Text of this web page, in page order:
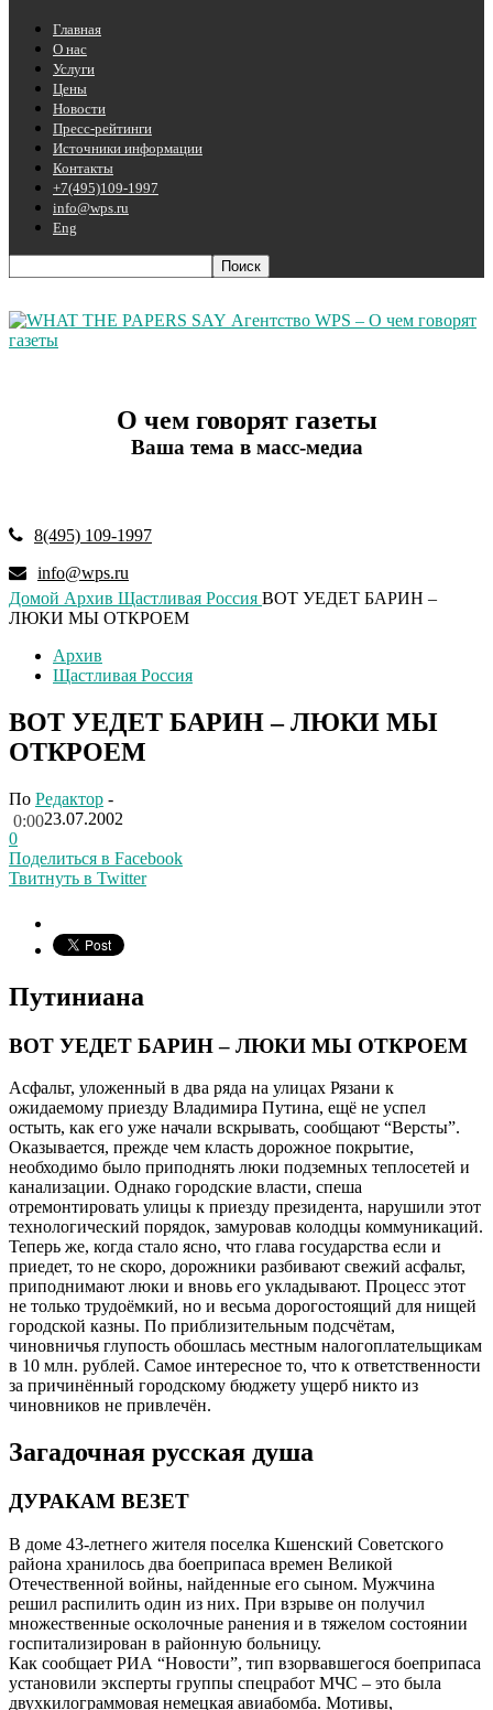
Главная
О нас
Услуги
Цены
Новости
Пресс-рейтинги
Источники информации
Контакты
+7(495)109-1997
info@wps.ru
Eng
Агентство WPS – О чем говорят
газеты
О чем говорят газеты
Ваша тема в масс-медиа
8(495) 109-1997
info@wps.ru
Домой Архив Щастливая Россия ВОТ УЕДЕТ БАРИН –
ЛЮКИ МЫ ОТКРОЕМ
Архив
Щастливая Россия
ВОТ УЕДЕТ БАРИН – ЛЮКИ МЫ
ОТКРОЕМ
По Редактор -
23.07.2002
0:00
0
Поделиться в Facebook
Твитнуть в Twitter
Путиниана
ВОТ УЕДЕТ БАРИН – ЛЮКИ МЫ ОТКРОЕМ
Асфальт, уложенный в два ряда на улицах Рязани к
ожидаемому приезду Владимира Путина, ещё не успел
остыть, как его уже начали вскрывать, сообщают “Версты”.
Оказывается, прежде чем класть дорожное покрытие,
необходимо было приподнять люки подземных теплосетей и
канализации. Однако городские власти, спеша
отремонтировать улицы к приезду президента, нарушили этот
технологический порядок, замуровав колодцы коммуникаций.
Теперь же, когда стало ясно, что глава государства если и
приедет, то не скоро, дорожники разбивают свежий асфальт,
приподнимают люки и вновь его укладывают. Процесс этот
не только трудоёмкий, но и весьма дорогостоящий для нищей
городской казны. По приблизительным подсчётам,
чиновничья глупость обошлась местным налогоплательщикам
в 10 млн. рублей. Самое интересное то, что к ответственности
за причинённый городскому бюджету ущерб никто из
чиновников не привлечён.
Загадочная русская душа
ДУРАКАМ ВЕЗЕТ
В доме 43-летнего жителя поселка Кшенский Советского
района хранилось два боеприпаса времен Великой
Отечественной войны, найденные его сыном. Мужчина
решил распилить один из них. При взрыве он получил
множественные осколочные ранения и в тяжелом состоянии
госпитализирован в районную больницу.
Как сообщает РИА “Новости”, тип взорвавшегося боеприпаса
установили эксперты группы спецработ МЧС – это была
двухкилограммовая немецкая авиабомба. Мотивы,